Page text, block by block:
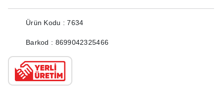
Ürün Kodu : 7634
Barkod : 8699042325466